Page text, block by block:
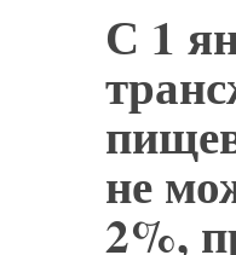
С 1
не
2%,